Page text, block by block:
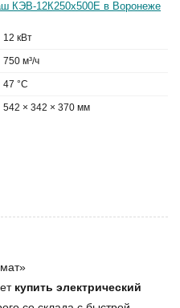
12 кВт
750 м³/ч
47 °C
542 × 342 × 370 мм
купить электрический